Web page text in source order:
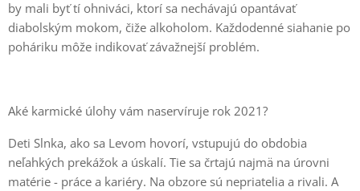
by mali byť tí ohniváci, ktorí sa nechávajú opantávať
diabolským mokom, čiže alkoholom. Každodenné siahanie po
poháriku môže indikovať závažnejší problém.
Aké karmické úlohy vám naservíruje rok 2021?
Deti Slnka, ako sa Levom hovorí, vstupujú do obdobia
neľahkých prekážok a úskalí. Tie sa črtajú najmä na úrovni
matérie - práce a kariéry. Na obzore sú nepriatelia a rivali. A